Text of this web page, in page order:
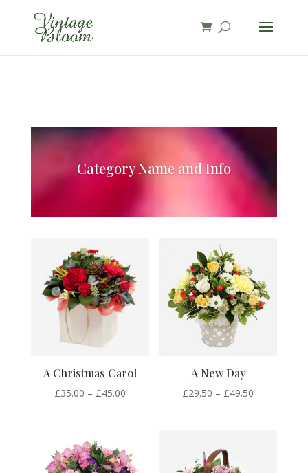
page contents
Category Name and Info
A Christmas Carol
£35.00 – £45.00Price
£45.00
A New Day
£29.50 – £49.50